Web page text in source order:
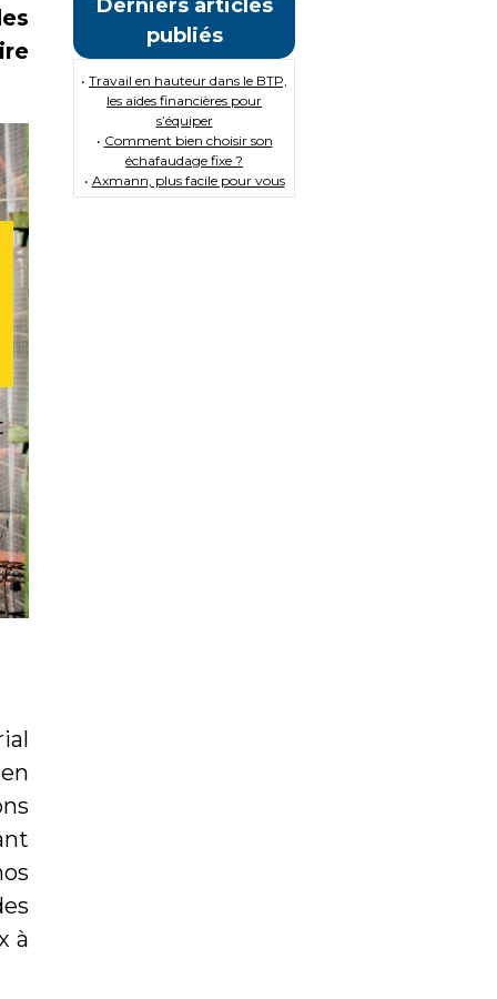
à
Derniers articles
publiés
• Travail en hauteur dans le BTP,
les aides financières pour
s’équiper
• Comment bien choisir son
échafaudage fixe ?
• Axmann, plus facile pour vous